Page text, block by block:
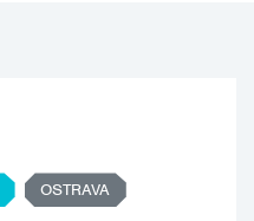
OSTRAVA